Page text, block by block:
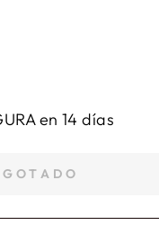
en 14 días